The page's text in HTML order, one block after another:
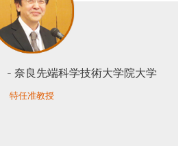
- 奈良先端科学技術大学院大学
特任准教授